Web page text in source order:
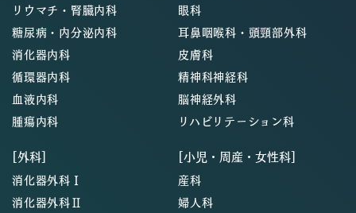
リウマチ・腎臓内科
糖尿病・内分泌内科
消化器内科
循環器内科
血液内科
腫瘍内科
[外科]
消化器外科Ⅰ
消化器外科Ⅱ
眼科
耳鼻咽喉科・頭頸部外科
皮膚科
精神科神経科
脳神経外科
リハビリテーション科
[小児・周産・女性科]
産科
婦人科